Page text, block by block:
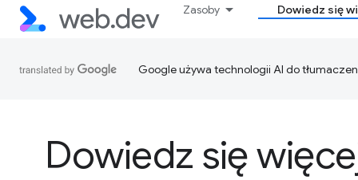
Zasoby Dowiedz się
Google używa technologii AI do
Dowiedz się